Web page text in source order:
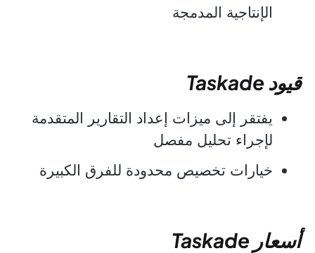
الإنتاجية المدمجة
قيود Taskade
يفتقر إلى ميزات إعداد التقارير المتقدمة
لإجراء تحليل مفصل
خيارات تخصيص محدودة للفرق الكبيرة
أسعار Taskade